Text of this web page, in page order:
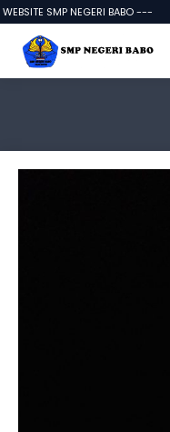
SMP NEGERI BABO ---